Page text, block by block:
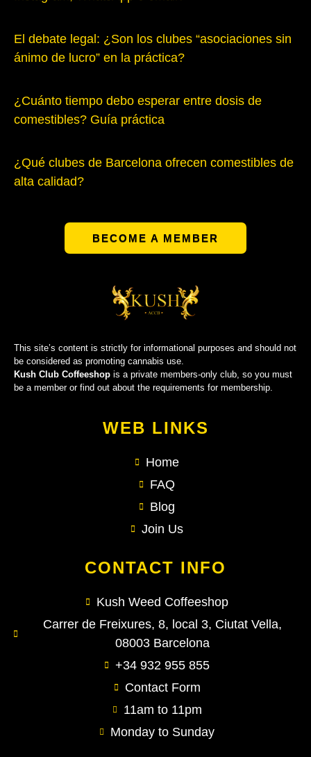
El debate legal: ¿Son los clubes “asociaciones sin
ánimo de lucro” en la práctica?
¿Cuánto tiempo debo esperar entre dosis de
comestibles? Guía práctica
¿Qué clubes de Barcelona ofrecen comestibles de
alta calidad?
BECOME A MEMBER
This site’s content is strictly for informational purposes and should not
be considered as promoting cannabis use.
Kush Club Coffeeshop is a private members-only club, so you must
be a member or find out about the requirements for membership.
WEB LINKS
Home
FAQ
Blog
Join Us
CONTACT INFO
Kush Weed Coffeeshop
Carrer de Freixures, 8, local 3, Ciutat Vella,
08003 Barcelona
+34 932 955 855
Contact Form
11am to 11pm
Monday to Sunday